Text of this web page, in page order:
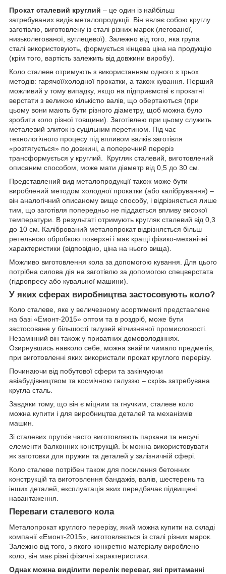
Прокат сталевий круглий – це один із найбільш
затребуваних видів металопродукції. Він являє собою круглу
заготівлю, виготовлену із сталі різних марок (легованої,
низьколегованої, вуглецевої). Залежно від того, яка група
сталі використовують, формується кінцева ціна на продукцію
(крім того, вартість залежить від довжини виробу).
Коло сталеве отримують з використанням одного з трьох
методів: гарячої/холодної прокатки, а також кування. Перший
можливий у тому випадку, якщо на підприємстві є прокатні
верстати з великою кількістю валів, що обертаються (при
цьому вони мають бути різного діаметру, щоб можна було
зробити коло різної товщини). Заготівлею при цьому служить
металевий злиток із суцільним перетином. Під час
технологічного процесу під впливом валків заготівля
«розтягується» по довжині, а поперечний переріз
трансформується у круглий. Кругляк сталевий, виготовлений
описаним способом, може мати діаметр від 0,5 до 30 см.
Представлений вид металопродукції також може бути
вироблений методом холодної прокатки (або калібрування) –
він аналогічний описаному вище способу, і відрізняється лише
тим, що заготівля попередньо не піддається впливу високої
температури. В результаті отримують кругляк сталевий від 0,3
до 10 см. Калібрований металопрокат відрізняється більш
ретельною обробкою поверхні і має кращі фізико-механічні
характеристики (відповідно, ціна на нього вища).
Можливо виготовлення кола за допомогою кування. Для цього
потрібна силова дія на заготівлю за допомогою спецверстата
(гідропресу або кувальної машини).
У яких сферах виробництва застосовують коло?
Коло сталеве, яке у величезному асортименті представлене
на базі «Емонт-2015» оптом та в роздріб, може бути
застосоване у більшості галузей вітчизняної промисловості.
Незамінний він також у приватних домоволодіннях.
Озирнувшись навколо себе, можна знайти чимало предметів,
при виготовленні яких використали прокат круглого перерізу.
Починаючи від побутової сфери та закінчуючи
авіабудівництвом та космічною галуззю – скрізь затребувана
кругла сталь.
Завдяки тому, що він є міцним та гнучким, сталеве коло
можна купити і для виробництва деталей та механізмів
машин.
Зі сталевих прутків часто виготовляють паркани та несучі
елементи балконних конструкцій. Їх можна використовувати
як заготовки для пружин та деталей у залізничній сфері.
Коло сталеве потрібен також для посилення бетонних
конструкцій та виготовлення бандажів, валів, шестерень та
інших деталей, експлуатація яких передбачає підвищені
навантаження.
Переваги сталевого кола
Металопрокат круглого перерізу, який можна купити на складі
компанії «Емонт-2015», виготовляється із сталі різних марок.
Залежно від того, з якого конкретно матеріалу вироблено
коло, він має різні фізичні характеристики.
Однак можна виділити перелік переваг, які притаманні